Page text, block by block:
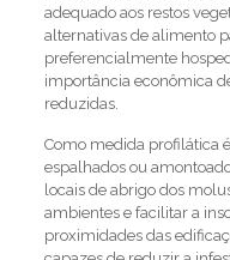
adequado aos restos
alternativas de alimento
preferencialmente
importância econômica
reduzidas.
Como medida profilática
espalhados ou
locais de abrigo dos
ambientes e facilitar a
proximidades das